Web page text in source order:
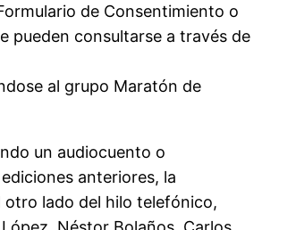
de Consentimiento o
pueden consultarse a través de
al grupo Maratón de
un audiocuento o
anteriores, la
otro lado del hilo telefónico,